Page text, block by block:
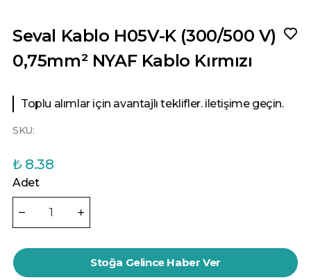
Seval Kablo H05V-K (300/500 V)
0,75mm² NYAF Kablo Kırmızı
Toplu alımlar için avantajlı teklifler. iletişime geçin.
SKU:
₺ 8.38
Adet
Stoğa Gelince Haber Ver